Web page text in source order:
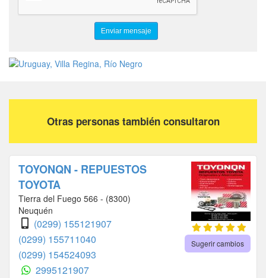
Otras personas también consultaron
TOYONQN - REPUESTOS
TOYOTA
Tierra del Fuego 566 - (8300)
Neuquén
(0299) 155121907
(0299) 155711040
(0299) 154524093
2995121907
Sugerir cambios